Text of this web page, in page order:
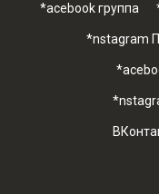
*acebook группа
*nstagram